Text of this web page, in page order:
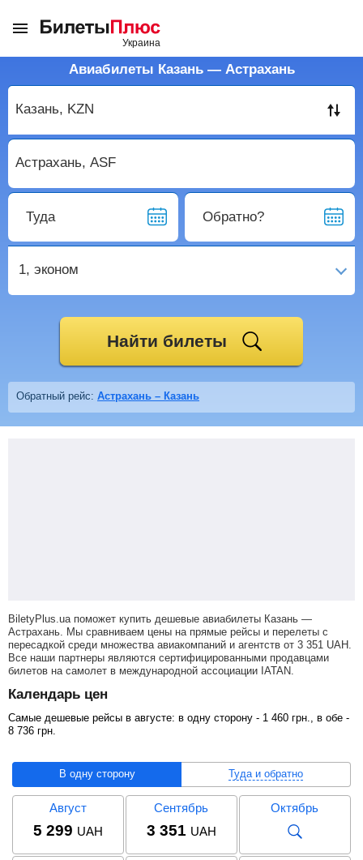
Авиабилеты Казань — Астрахань
Туда Обратно?
1, эконом
Найти билеты
Обратный рейс: Астрахань – Казань
BiletyPlus.ua поможет купить дешевые авиабилеты Казань —
Астрахань. Мы сравниваем цены на прямые рейсы и перелеты с
пересадкой среди множества авиакомпаний и агентств от 3 351 UAH
Все наши партнеры являются сертифицированными продавцами
билетов на самолет в международной ассоциации IATAN.
Календарь цен
Самые дешевые рейсы в августе: в одну сторону - 1 460 грн ., в обе -
8 736 грн
В одну сторону Туда и обратно
Август
5 299 UAH
Сентябрь
3 351 UAH
Октябрь